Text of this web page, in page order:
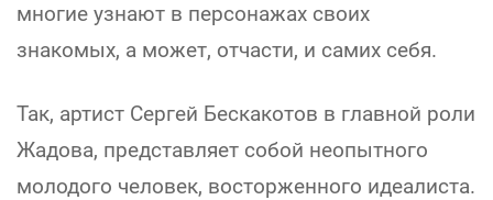
многие узнают в персонажах своих
знакомых, а может, отчасти, и самих себя.
Так, артист Сергей Бескакотов в главной роли
Жадова, представляет собой неопытного
молодого человек, восторженного идеалиста.